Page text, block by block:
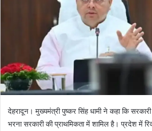
e
m
a
देहरादून। मुख्यमंत्री पुष्कर सिंह धामी ने कहा कि
भरना सरकारी की प्राथमिकता में शामिल है। प्रदेश में